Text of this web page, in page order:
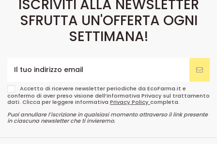
ISCRIVITI ALLA NEWSLETTER
SFRUTTA UN'OFFERTA OGNI
SETTIMANA!
Accetto di ricevere newsletter periodiche da EcoFarma.it e
confermo di aver preso visione dell’informativa Privacy sul trattamento
dati. Clicca per leggere informativa Privacy Policycompleta.
Puoi annullare l’iscrizione in qualsiasi momento attraverso il link presente
in ciascuna newsletter che ti invieremo.